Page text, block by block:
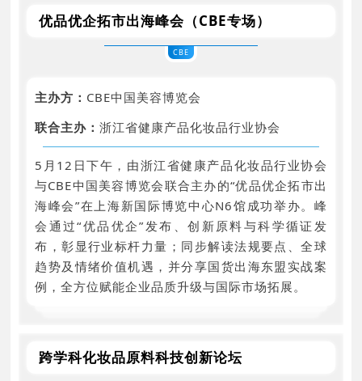
优品优企拓市出海峰会（CBE专场）
CBE
主办方： CBE中国美容博览会
联合主办：浙江省健康产品化妆品行业协会
5月12日下午，由浙江省健康产品化妆品行业协会
与CBE中国美容博览会联合主办的“优品优企拓市出
海峰会”在上海新国际博览中心N6馆成功举办。峰
会通过“优品优企”发布、创新原料与科学循证发
布，彰显行业标杆力量；同步解读法规要点、全球
趋势及情绪价值机遇，并分享国货出海东盟实战案
例，全方位赋能企业品质升级与国际市场拓展。
跨学科化妆品原料科技创新论坛